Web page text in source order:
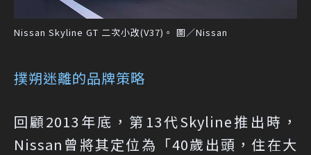
Nissan Skyline GT 二次小改(V37)。 圖／Nissan
撲朔迷離的品牌策略
回顧2013年底，第13代Skyline推出時，
Nissan曾將其定位為「40歲出頭，住在大